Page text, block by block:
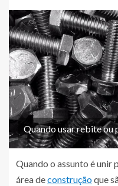
Quando usar rebite ou
Quando o assunto é unir
área deconstruçãoque